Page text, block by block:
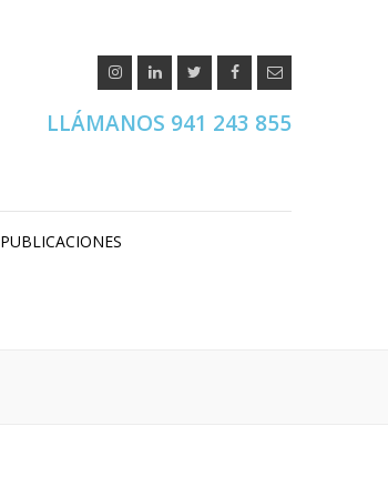
LLÁMANOS 941 243 855
PUBLICACIONES